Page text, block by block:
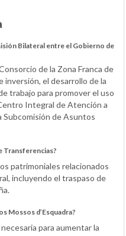
Bilateral entre el Gobierno de
de la Zona Franca de
inversión, el desarrollo de la
trabajo para promover el uso
Integral de Atención a
Subcomisión de Asuntos
Transferencias?
patrimoniales relacionados
incluyendo el traspaso de
Mossos d’Esquadra?
para aumentar la